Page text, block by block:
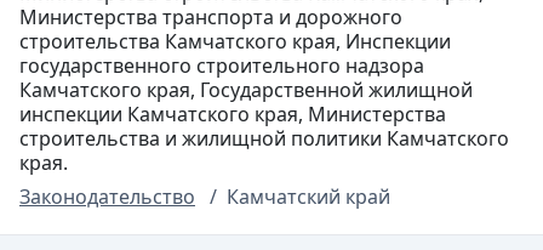
Министерства транспорта и дорожного
строительства Камчатского края, Инспекции
государственного строительного надзора
Камчатского края, Государственной жилищной
инспекции Камчатского края, Министерства
строительства и жилищной политики Камчатского
края.
Законодательство
Камчатский край